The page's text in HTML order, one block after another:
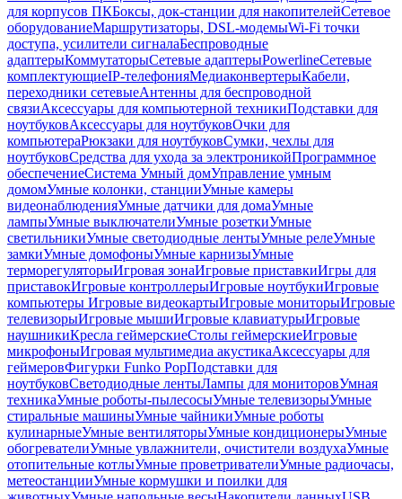
для корпусов ПКБоксы, док-станции для накопителейСетевое
оборудованиеМаршрутизаторы, DSL-модемыWi-Fi точки
доступа, усилители сигналаБеспроводные
адаптерыКоммутаторыСетевые адаптерыPowerlineСетевые
комплектующиеIP-телефонияМедиаконвертерыКабели,
переходники сетевыеАнтенны для беспроводной
связиАксессуары для компьютерной техникиПодставки для
ноутбуковАксессуары для ноутбуковОчки для
компьютераРюкзаки для ноутбуковСумки, чехлы для
ноутбуковСредства для ухода за электроникойПрограммное
обеспечениеСистема Умный домУправление умным
домомУмные колонки, станцииУмные камеры
видеонаблюденияУмные датчики для домаУмные
лампыУмные выключателиУмные розеткиУмные
светильникиУмные светодиодные лентыУмные релеУмные
замкиУмные домофоныУмные карнизыУмные
терморегуляторыИгровая зонаИгровые приставкиИгры для
приставокИгровые контроллерыИгровые ноутбукиИгровые
компьютеры Игровые видеокартыИгровые мониторыИгровые
телевизорыИгровые мышиИгровые клавиатурыИгровые
наушникиКресла геймерскиеСтолы геймерскиеИгровые
микрофоныИгровая мультимедиа акустикаАксессуары для
геймеровФигурки Funko PopПодставки для
ноутбуковСветодиодные лентыЛампы для мониторовУмная
техникаУмные роботы-пылесосыУмные телевизорыУмные
стиральные машиныУмные чайникиУмные роботы
кулинарныеУмные вентиляторыУмные кондиционерыУмные
обогревателиУмные увлажнители, очистители воздухаУмные
отопительные котлыУмные проветривателиУмные радиочасы,
метеостанцииУмные кормушки и поилки для